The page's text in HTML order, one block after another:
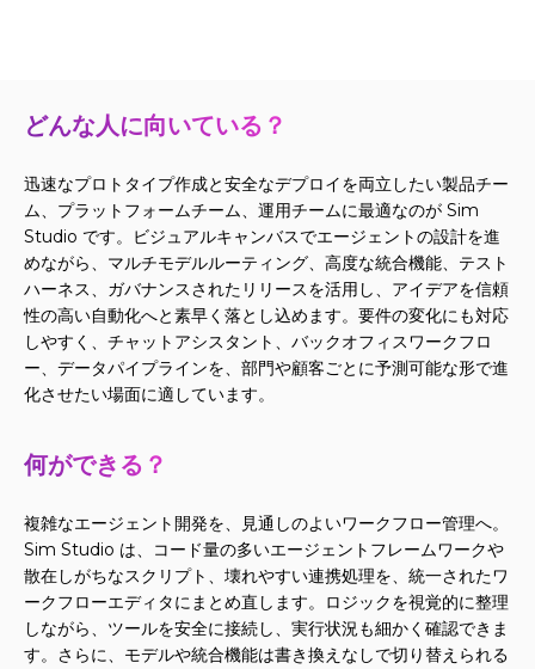
どんな人に向いている？
迅速なプロトタイプ作成と安全なデプロイを両立したい製品チー
ム、プラットフォームチーム、運用チームに最適なのが Sim
Studio です。ビジュアルキャンバスでエージェントの設計を進
めながら、マルチモデルルーティング、高度な統合機能、テスト
ハーネス、ガバナンスされたリリースを活用し、アイデアを信頼
性の高い自動化へと素早く落とし込めます。要件の変化にも対応
しやすく、チャットアシスタント、バックオフィスワークフロ
ー、データパイプラインを、部門や顧客ごとに予測可能な形で進
化させたい場面に適しています。
何ができる？
複雑なエージェント開発を、見通しのよいワークフロー管理へ。
Sim Studio は、コード量の多いエージェントフレームワークや
散在しがちなスクリプト、壊れやすい連携処理を、統一されたワ
ークフローエディタにまとめ直します。ロジックを視覚的に整理
しながら、ツールを安全に接続し、実行状況も細かく確認できま
す。さらに、モデルや統合機能は書き換えなしで切り替えられる